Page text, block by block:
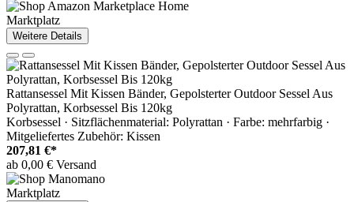
Marktplatz
Weitere Details
Rattansessel Mit Kissen Bänder, Gepolsterter Outdoor Sessel Aus
Polyrattan, Korbsessel Bis 120kg
Korbsessel · Sitzflächenmaterial: Polyrattan · Farbe: mehrfarbig ·
Mitgeliefertes Zubehör: Kissen
207,81 €*
ab 0,00 € Versand
Marktplatz